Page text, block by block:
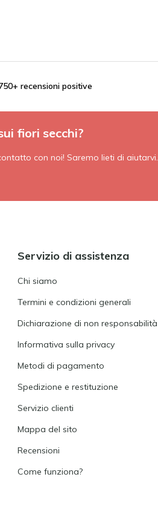
recensioni positive
fiori secchi?
con noi! Saremo lieti di aiutarvi.
Servizio di assistenza
Chi siamo
Termini e condizioni generali
Dichiarazione di non responsabilità
Informativa sulla privacy
Metodi di pagamento
Spedizione e restituzione
Servizio clienti
Mappa del sito
Recensioni
Come funziona?